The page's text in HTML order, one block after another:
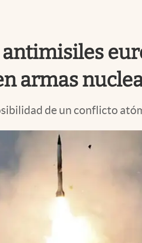
antimisiles
armas
de un conflicto